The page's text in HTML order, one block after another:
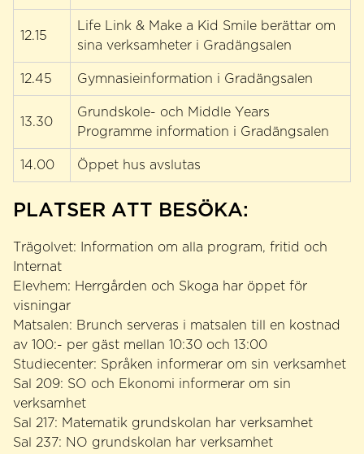
12.15
Life Link & Make a Kid Smile berättar om
sina verksamheter i Gradängsalen
12.45 Gymnasieinformation i Gradängsalen
13.30
Grundskole- och Middle Years
Programme information i Gradängsalen
14.00 Öppet hus avslutas
PLATSER ATT BESÖKA:
Trägolvet: Information om alla program, fritid och
Internat
Elevhem: Herrgården och Skoga har öppet för
visningar
Matsalen: Brunch serveras i matsalen till en kostnad
av 100:- per gäst mellan 10:30 och 13:00
Studiecenter: Språken informerar om sin verksamhet
Sal 209: SO och Ekonomi informerar om sin
verksamhet
Sal 217: Matematik grundskolan har verksamhet
Sal 237: NO grundskolan har verksamhet